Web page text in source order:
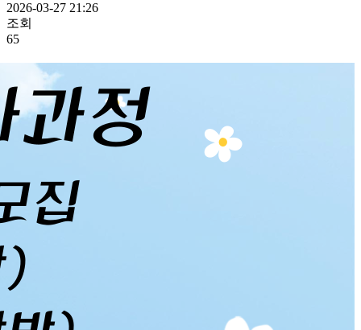
2026-03-27 21:26
조회
65